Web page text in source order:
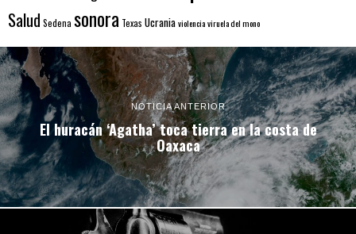
Salud Sedena sonora Texas Ucraniaviolenciaviruela del mono
NOTICIA ANTERIOR
El huracán ‘Agatha’ toca tierra en la costa de
Oaxaca